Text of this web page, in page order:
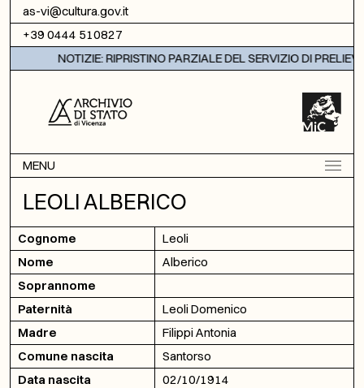
Vai al contenuto
as-vi@cultura.gov.it
+39 0444 510827
NOTIZIE: RIPRISTINO PARZIALE DEL SERVIZIO DI
MENU
LEOLI ALBERICO
Cognome
Leoli
Nome
Alberico
Soprannome
Paternità
Leoli Domenico
Madre
Filippi Antonia
Comune nascita
Santorso
Data nascita
02/10/1914